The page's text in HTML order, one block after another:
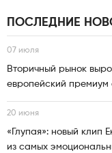
ПОСЛЕДНИЕ
07 июля
Вторичный рынок
европейский премиум
20 июня
«Глупая»: новый клип
из самых